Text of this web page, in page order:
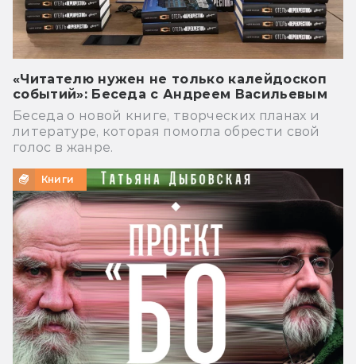
«Читателю нужен не только калейдоскоп
событий»: Беседа с Андреем Васильевым
Беседа о новой книге, творческих планах и
литературе, которая помогла обрести свой
голос в жанре.
Книги